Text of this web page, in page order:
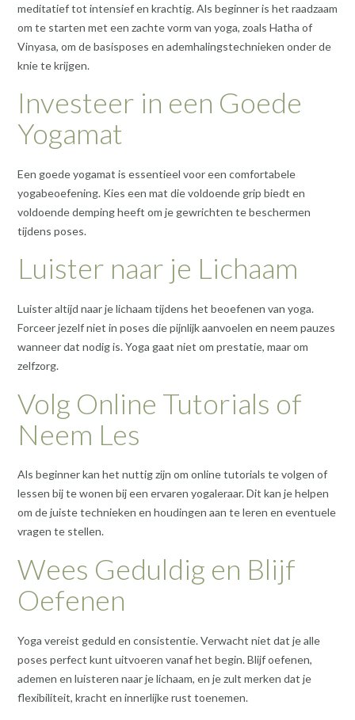
meditatief tot intensief en krachtig. Als beginner is het raadzaam
om te starten met een zachte vorm van yoga, zoals Hatha of
Vinyasa, om de basisposes en ademhalingstechnieken onder de
knie te krijgen.
Investeer in een Goede
Yogamat
Een goede yogamat is essentieel voor een comfortabele
yogabeoefening. Kies een mat die voldoende grip biedt en
voldoende demping heeft om je gewrichten te beschermen
tijdens poses.
Luister naar je Lichaam
Luister altijd naar je lichaam tijdens het beoefenen van yoga.
Forceer jezelf niet in poses die pijnlijk aanvoelen en neem pauzes
wanneer dat nodig is. Yoga gaat niet om prestatie, maar om
zelfzorg.
Volg Online Tutorials of
Neem Les
Als beginner kan het nuttig zijn om online tutorials te volgen of
lessen bij te wonen bij een ervaren yogaleraar. Dit kan je helpen
om de juiste technieken en houdingen aan te leren en eventuele
vragen te stellen.
Wees Geduldig en Blijf
Oefenen
Yoga vereist geduld en consistentie. Verwacht niet dat je alle
poses perfect kunt uitvoeren vanaf het begin. Blijf oefenen,
ademen en luisteren naar je lichaam, en je zult merken dat je
flexibiliteit, kracht en innerlijke rust toenemen.